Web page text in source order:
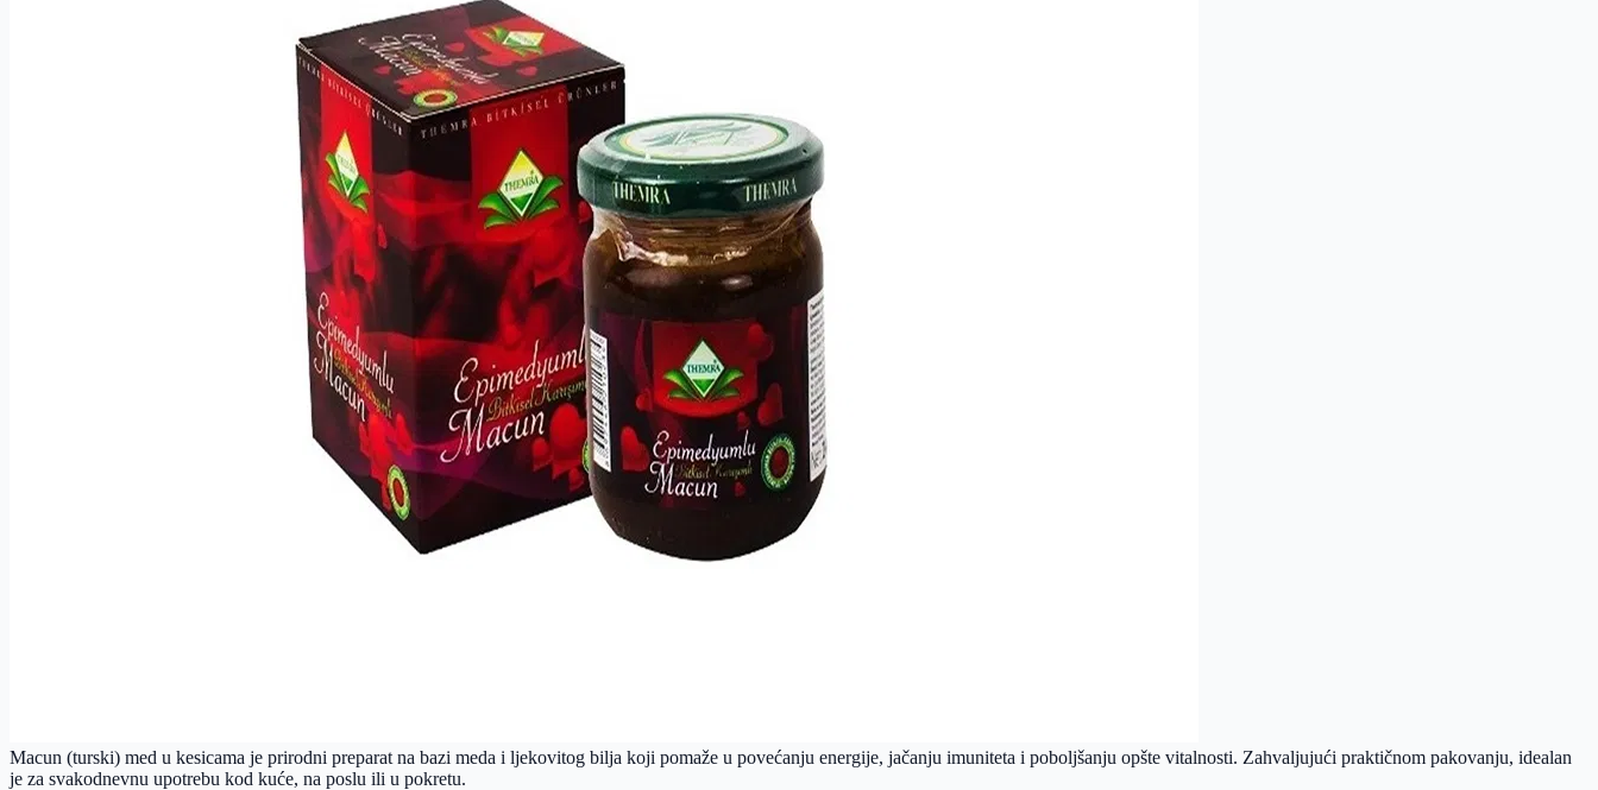
Macun (turski) med u kesicama je prirodni preparat na bazi meda i ljekovitog bilja koji pomaže u povećanju energije, jačanju imuniteta i poboljšanju opšte vitalnosti. Zahvaljujući praktičnom pakovanju, idealan
je za svakodnevnu upotrebu kod kuće, na poslu ili u pokretu.